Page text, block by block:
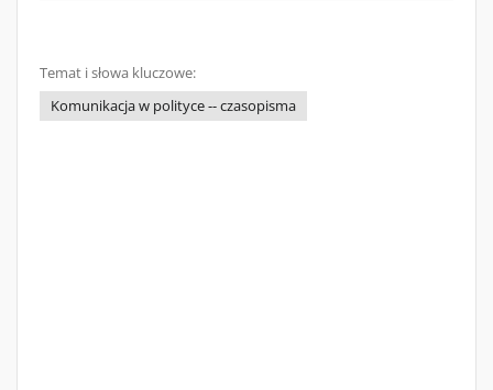
Temat i słowa kluczowe:
Komunikacja w polityce -- czasopisma